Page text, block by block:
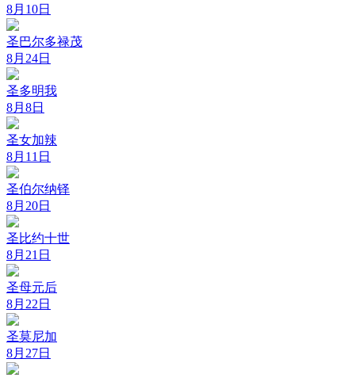
8月10日
圣巴尔多禄茂
8月24日
圣多明我
8月8日
圣女加辣
8月11日
圣伯尔纳铎
8月20日
圣比约十世
8月21日
圣母元后
8月22日
圣莫尼加
8月27日